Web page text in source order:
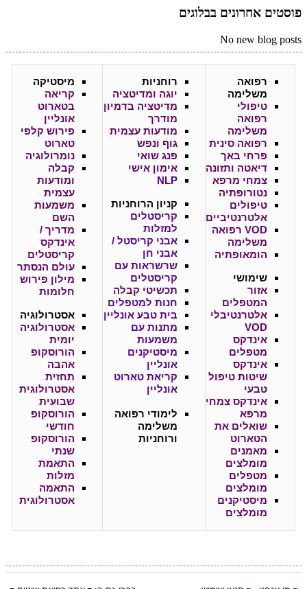
פוסטים אחרונים בבלוגים
No new blog posts
רפואה
משלימה
טיפולי
רפואה
משלימה
רפואה סינית
פרחי באך
דיאטה ותזונה
צמחי מרפא
נטורופתיה
טיפולים
אלטרנטיביים
VOD רפואה
משלימה
הומאופתיה
שימושי
אזור
המטפלים
אלטרנטיבלי
VOD
אינדקס
מטפלים
אינדקס
שיטות טיפול
טבעי
אינדקס צמחי
מרפא
שואלים את
הטארוט
מאמנים
מומלצים
מטפלים
מומלצים
מיסטיקנים
מומלצים
רוחניות
יוגה ומדיטציה
מדיטציה בדמיון
מודרך
מודעות עצמית
גוף ונפש
פנג שואי
אימון אישי
NLP
קניון הרוחניות
קריסטלים
למזלות
אבני קריסטל /
אבני חן
שרשראות עם
קריסטלים
תכשיטי קבלה
חנות למטפלים
בית טבע אונליין
מתנות עם
משמעות
מיסטיקנים
אונליין
קריאת טארוט
אונליין
לימודי רפואה
משלימה
ורוחניות
מיסטיקה
קריאה
בטארוט
אונליין
פירוש קלפי
טארוט
נומרולוגיה
קבלה
ומודעות
עצמית
משמעות
השם
מדריך /
אינדקס
קריסטלים
עולם הנסתר
מילון פירוש
חלומות
אסטרולוגיה
אסטרולוגיה
יומית
הורוסקופ
אהבה
תחזית
אסטרולוגית
שבועית
הורוסקופ
חודשי
הורוסקופ
שנתי
התאמת
מזלות
התאמה
אסטרולוגית